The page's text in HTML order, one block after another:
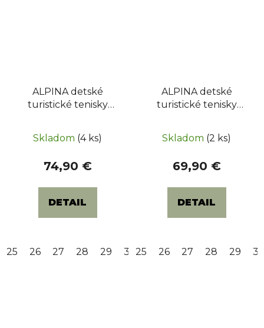
ALPINA detské
turistické tenisky
Blue
Skladom (4 ks)
74,90 €
DETAIL
25 26 27 28 29 30 32 34 35
ALPINA detské
turistické tenisky
Pink
Skladom (2 ks)
69,90 €
DETAIL
25 26 27 28 29